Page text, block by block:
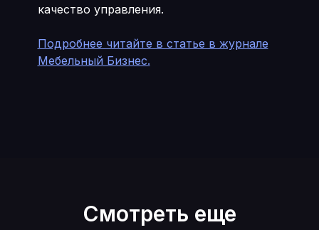
качество управления.
Подробнее читайте в статье в журнале
Мебельный Бизнес.
Смотреть еще